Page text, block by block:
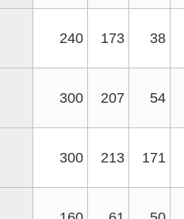
240 173 38
300 207 54
300 213 171